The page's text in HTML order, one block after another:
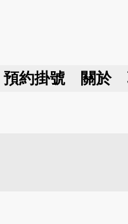
預約掛號 關於